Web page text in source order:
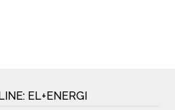
EL+ENERGI